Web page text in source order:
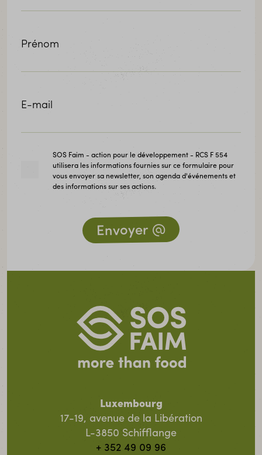
Prénom
E-mail
SOS Faim - action pour le développement - RCS F 554
utilisera les informations fournies sur ce formulaire pour
vous envoyer sa newsletter, son agenda d'événements et
des informations sur ses actions.
Luxembourg
17-19, avenue de la Libération
L-3850 Schifflange
+ 352 49 09 96